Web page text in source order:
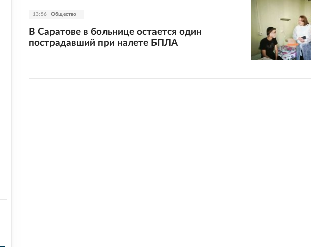
13:56 Общество
В Саратове в больнице остается один
пострадавший при налете БПЛА